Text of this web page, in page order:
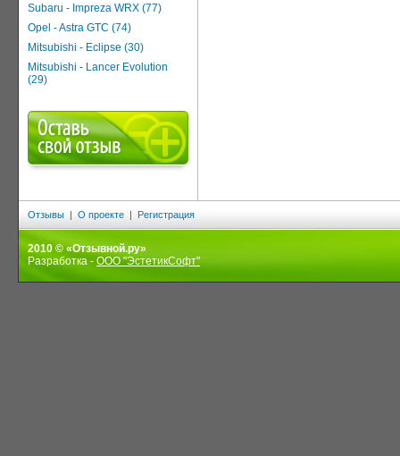
Subaru - Impreza WRX (77)
Opel - Astra GTC (74)
Mitsubishi - Eclipse (30)
Mitsubishi - Lancer Evolution
(29)
Отзывы | О проекте | Регистрация
2010 © «Отзывной.ру»
Разработка - ООО "ЭстетикСофт"